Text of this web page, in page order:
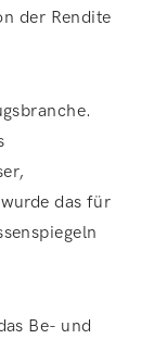
der Rendite
das für
Be- und